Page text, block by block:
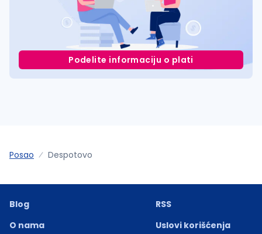
Podelite informaciju o plati
Posao Despotovo
Blog
O nama
RSS
Uslovi korišćenja